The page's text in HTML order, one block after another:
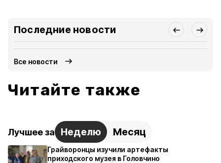
Последние новости
Все новости
Читайте также
Лучшее за Неделю Месяц
Грайворонцы изучили артефакты
приходского музея в Головчино